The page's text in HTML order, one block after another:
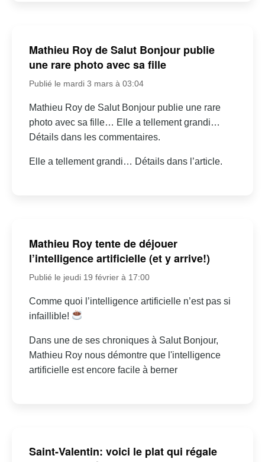
Mathieu Roy de Salut Bonjour publie
une rare photo avec sa fille
Publié le mardi 3 mars à 03:04
Mathieu Roy de Salut Bonjour publie une rare
photo avec sa fille… Elle a tellement grandi…
Détails dans les commentaires.
Elle a tellement grandi… Détails dans l’article.
Mathieu Roy tente de déjouer
l’intelligence artificielle (et y arrive!)
Publié le jeudi 19 février à 17:00
Comme quoi l’intelligence artificielle n’est pas si
infaillible!
Dans une de ses chroniques à Salut Bonjour,
Mathieu Roy nous démontre que l'intelligence
artificielle est encore facile à berner
Saint-Valentin: voici le plat qui régale